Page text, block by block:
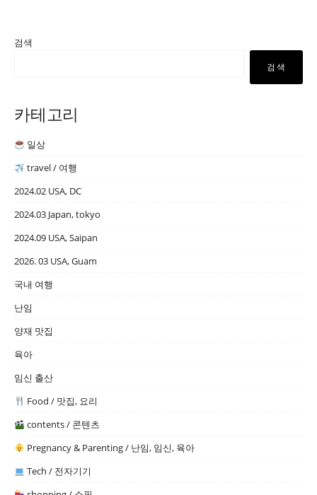
검색
검색
카테고리
일상
travel / 여행
2024.02 USA, DC
2024.03 Japan, tokyo
2024.09 USA, Saipan
2026. 03 USA, Guam
국내 여행
난임
양재 맛집
육아
임신 출산
Food / 맛집, 요리
contents / 콘텐츠
Pregnancy & Parenting / 난임, 임신, 육아
Tech / 전자기기